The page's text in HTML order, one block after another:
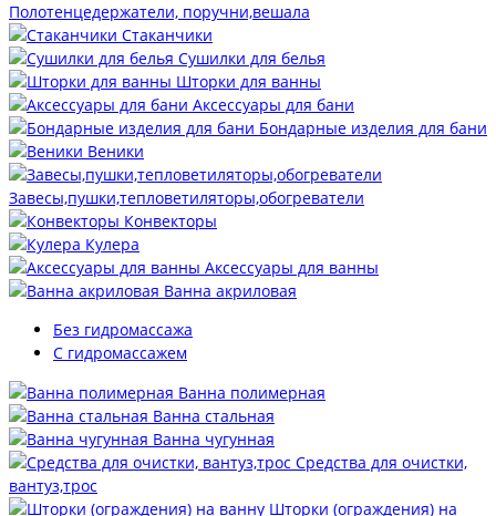
Полотенцедержатели, поручни,вешала
Стаканчики
Сушилки для белья
Шторки для ванны
Аксессуары для бани
Бондарные изделия для бани
Веники
Завесы,пушки,тепловетиляторы,обогреватели
Конвекторы
Кулера
Аксессуары для ванны
Ванна акриловая
Без гидромассажа
С гидромассажем
Ванна полимерная
Ванна стальная
Ванна чугунная
Средства для очистки,
вантуз,трос
Шторки (ограждения) на